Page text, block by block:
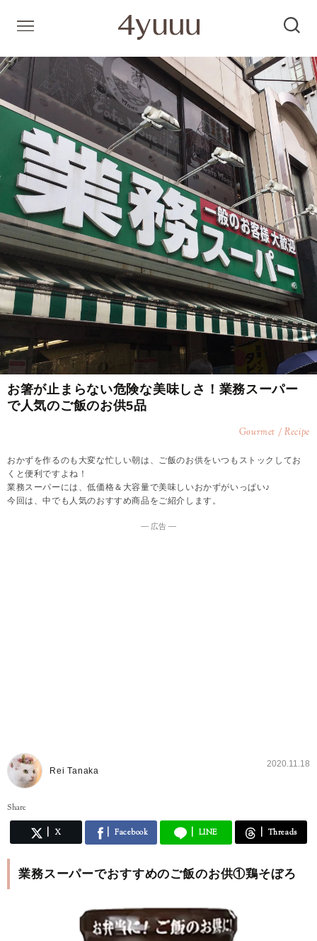
お箸が止まらない危険な美味しさ！業務スーパー
で人気のご飯のお供5品
Gourmet / Recipe
おかずを作るのも大変な忙しい朝は、ご飯のお供をいつもストックしてお
くと便利ですよね！
業務スーパーには、低価格＆大容量で美味しいおかずがいっぱい♪
今回は、中でも人気のおすすめ商品をご紹介します。
― 広告 ―
Rei Tanaka
2020.11.18
Share
X Facebook LINE Threads
業務スーパーでおすすめのご飯のお供①鶏そぼろ